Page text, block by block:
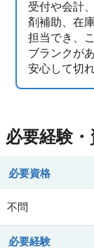
受付や会計
剤補助、在
担当でき、
ブランクが
安心して切
必要経験・
必要資格
不問
必要経験